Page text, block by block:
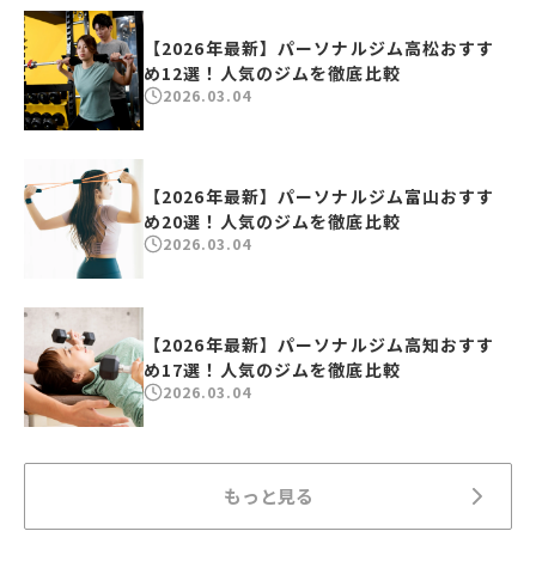
【2026年最新】パーソナルジム高松おすす
め12選！人気のジムを徹底比較
2026.03.04
【2026年最新】パーソナルジム富山おすす
め20選！人気のジムを徹底比較
2026.03.04
【2026年最新】パーソナルジム高知おすす
め17選！人気のジムを徹底比較
2026.03.04
もっと見る